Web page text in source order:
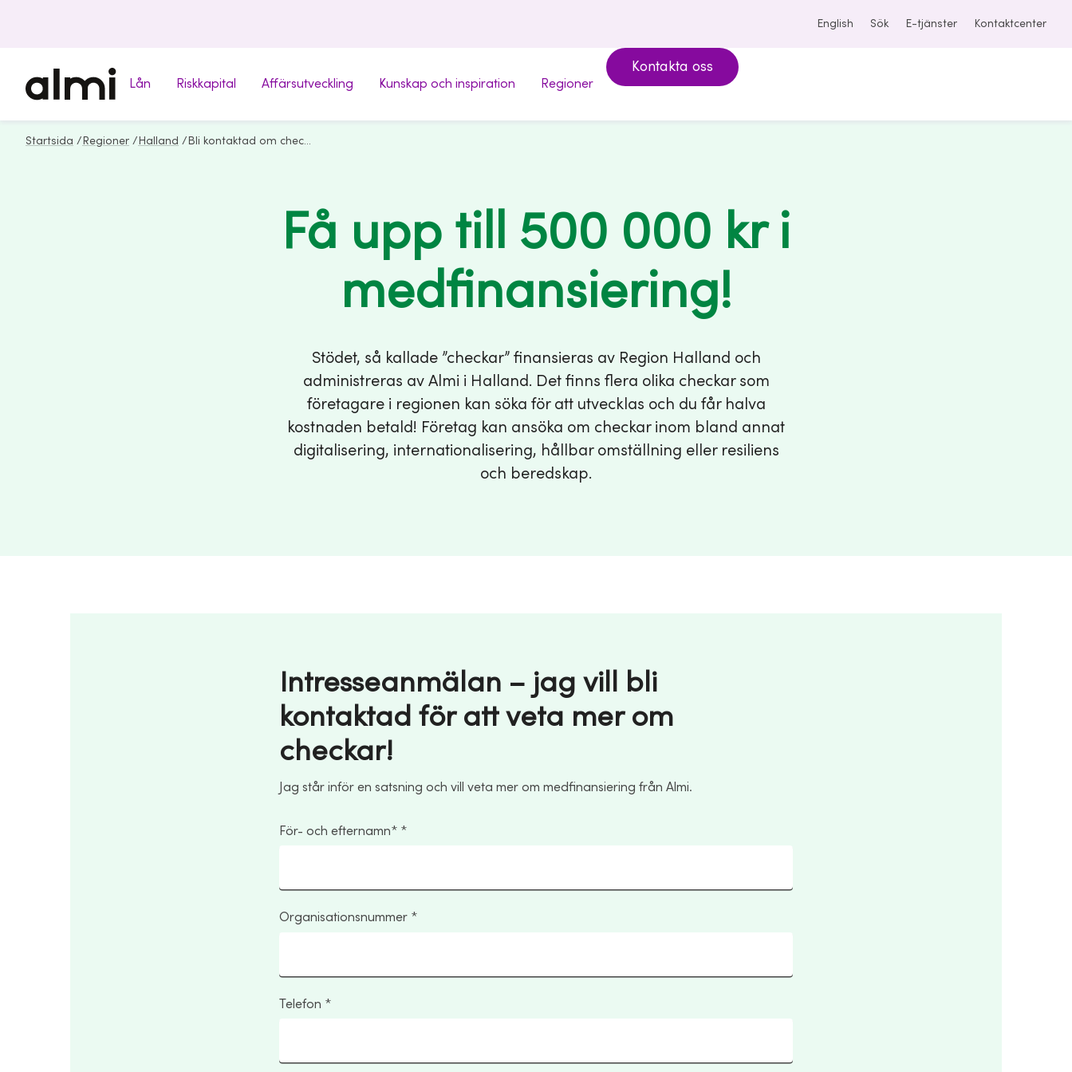
English Sök E-tjänster Kontaktcenter
Lån Riskkapital Affärsutveckling Kunskap och inspiration Regioner
Kontakta oss
Startsida / Regioner / Halland / Bli kontaktad om checkarna
Få upp till 500 000 kr i
medfinansiering!
Stödet, så kallade ”checkar” finansieras av Region Halland och
administreras av Almi i Halland. Det finns flera olika checkar som
företagare i regionen kan söka för att utvecklas och du får halva
kostnaden betald! Företag kan ansöka om checkar inom bland annat
digitalisering, internationalisering, hållbar omställning eller resiliens
och beredskap.
Intresseanmälan – jag vill bli
kontaktad för att veta mer om
checkar!
Jag står inför en satsning och vill veta mer om medfinansiering från Almi.
För- och efternamn*
Organisationsnummer
Telefon